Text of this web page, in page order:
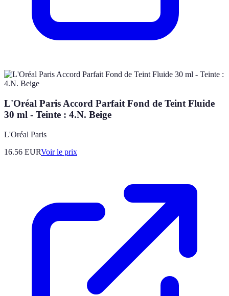
L'Oréal Paris Accord Parfait Fond de Teint Fluide
30 ml - Teinte : 4.N. Beige
L'Oréal Paris
16.56 EURVoir le prix